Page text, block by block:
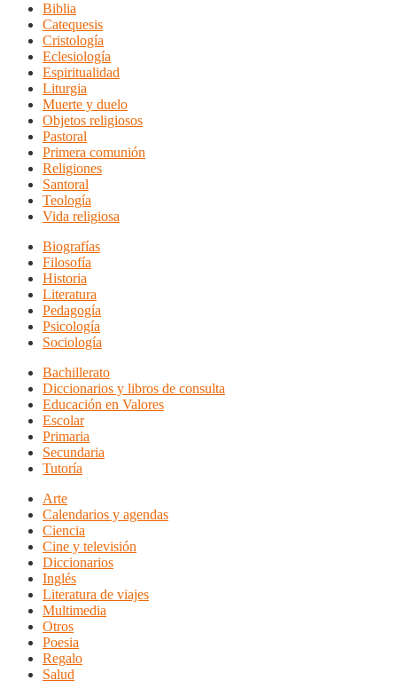
Biblia
Catequesis
Cristología
Eclesiología
Espiritualidad
Liturgia
Muerte y duelo
Objetos religiosos
Pastoral
Primera comunión
Religiones
Santoral
Teología
Vida religiosa
Biografías
Filosofía
Historia
Literatura
Pedagogía
Psicología
Sociología
Bachillerato
Diccionarios y libros de consulta
Educación en Valores
Escolar
Primaria
Secundaria
Tutoría
Arte
Calendarios y agendas
Ciencia
Cine y televisión
Diccionarios
Inglés
Literatura de viajes
Multimedia
Otros
Poesia
Regalo
Salud